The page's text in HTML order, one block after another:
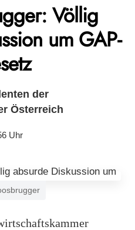
Völlig
um GAP-
der
Österreich
Uhr